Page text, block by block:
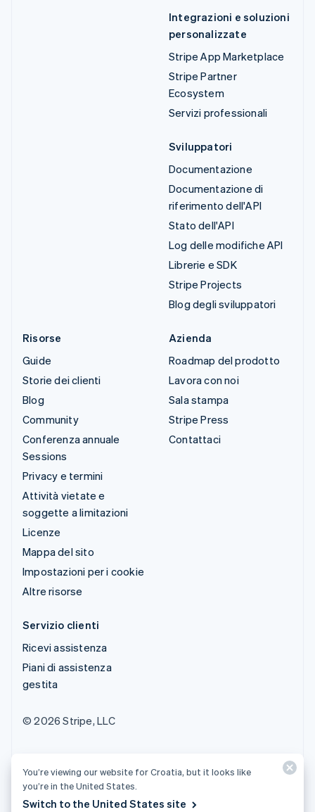
Integrazioni e soluzioni
personalizzate
Stripe App Marketplace
Stripe Partner
Ecosystem
Servizi professionali
Sviluppatori
Documentazione
Documentazione di
riferimento dell'API
Stato dell'API
Log delle modifiche API
Librerie e SDK
Stripe Projects
Blog degli sviluppatori
Risorse
Guide
Storie dei clienti
Blog
Community
Conferenza annuale
Sessions
Privacy e termini
Attività vietate e
soggette a limitazioni
Licenze
Mappa del sito
Impostazioni per i cookie
Altre risorse
Azienda
Roadmap del prodotto
Lavora con noi
Sala stampa
Stripe Press
Contattaci
Servizio clienti
Ricevi assistenza
Piani di assistenza
gestita
© 2026 Stripe, LLC
You’re viewing our website for Croatia, but it looks like
you’re in the United States.
Switch to the United States site